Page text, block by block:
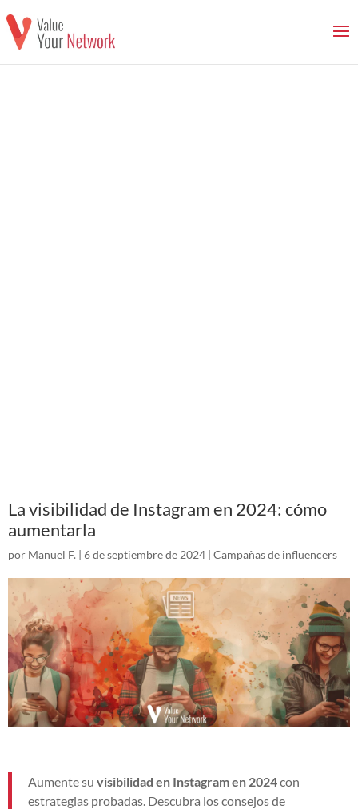
La visibilidad de Instagram en 2024: cómo
aumentarla
por Manuel F. | 6 de septiembre de 2024 | Campañas de influencers
Aumente su visibilidad en Instagram en 2024con
estrategias probadas. Descubra los consejos de